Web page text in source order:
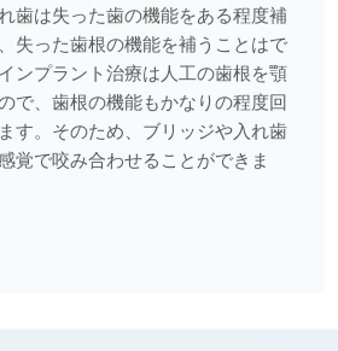
ビザライン）の５つのポイント
歯は失った歯の機能をある程度補
失った歯根の機能を補うことはで
ンプラント治療は人工の歯根を顎
で、歯根の機能もかなりの程度回
す。そのため、ブリッジや入れ歯
覚で咬み合わせることができま